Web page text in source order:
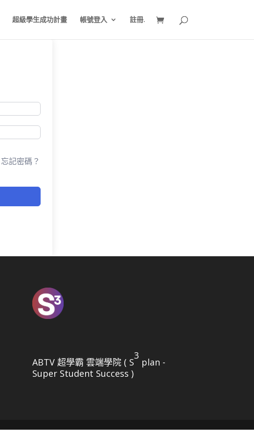
超級學生成功計畫 帳號登入 註冊.
忘記密碼？
ABTV 超學霸 雲端學院 ( S
3
plan -
Super Student Success )